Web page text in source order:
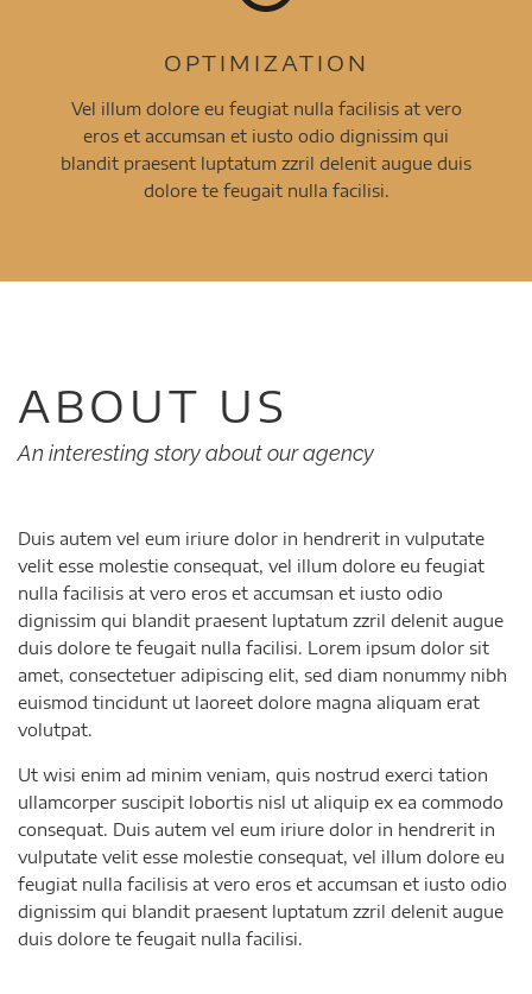
OPTIMIZATION
Vel illum dolore eu feugiat nulla facilisis at vero
eros et accumsan et iusto odio dignissim qui
blandit praesent luptatum zzril delenit augue duis
dolore te feugait nulla facilisi.
ABOUT US
An interesting story about our agency
Duis autem vel eum iriure dolor in hendrerit in vulputate
velit esse molestie consequat, vel illum dolore eu feugiat
nulla facilisis at vero eros et accumsan et iusto odio
dignissim qui blandit praesent luptatum zzril delenit augue
duis dolore te feugait nulla facilisi. Lorem ipsum dolor sit
amet, consectetuer adipiscing elit, sed diam nonummy nibh
euismod tincidunt ut laoreet dolore magna aliquam erat
volutpat.
Ut wisi enim ad minim veniam, quis nostrud exerci tation
ullamcorper suscipit lobortis nisl ut aliquip ex ea commodo
consequat. Duis autem vel eum iriure dolor in hendrerit in
vulputate velit esse molestie consequat, vel illum dolore eu
feugiat nulla facilisis at vero eros et accumsan et iusto odio
dignissim qui blandit praesent luptatum zzril delenit augue
duis dolore te feugait nulla facilisi.